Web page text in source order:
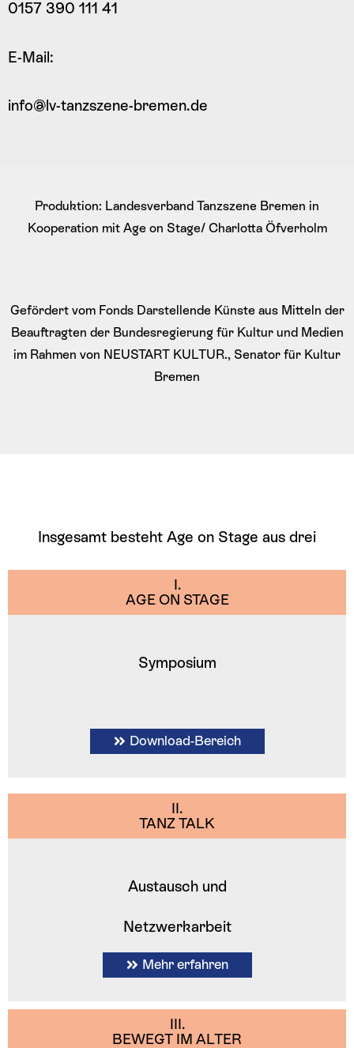
0157 390 111 41
E-Mail:
info@lv-tanzszene-bremen.de
Produktion: Landesverband Tanzszene Bremen in
Kooperation mit Age on Stage/ Charlotta Öfverholm
Gefördert vom Fonds Darstellende Künste aus Mitteln der
Beauftragten der Bundesregierung für Kultur und Medien
im Rahmen von NEUSTART KULTUR., Senator für Kultur
Bremen
Insgesamt besteht Age on Stage aus drei
I.
AGE ON STAGE
Symposium
Download-Bereich
II.
TANZ TALK
Austausch und
Netzwerkarbeit
Mehr erfahren
III.
BEWEGT IM ALTER